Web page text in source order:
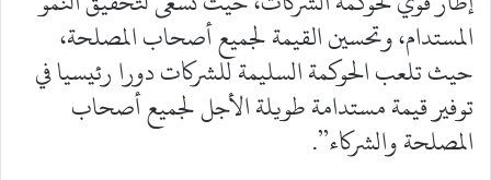
المستدام، وتحسين القيمة لجميع أصحاب المصلحة،
حيث تلعب الحوكمة السليمة للشركات دورا رئيسيا في
توفير قيمة مستدامة طويلة الأجل لجميع أصحاب
المصلحة والشركاء”.